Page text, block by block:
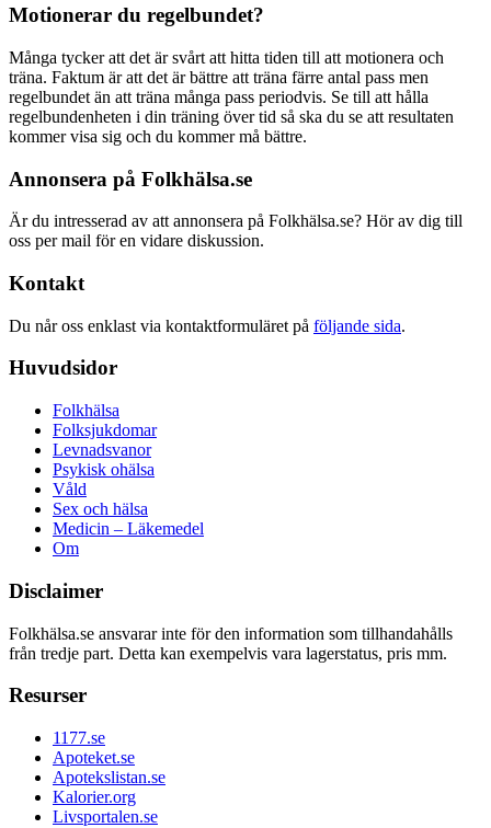
Motionerar du regelbundet?
Många tycker att det är svårt att hitta tiden till att motionera och
träna. Faktum är att det är bättre att träna färre antal pass men
regelbundet än att träna många pass periodvis. Se till att hålla
regelbundenheten i din träning över tid så ska du se att resultaten
kommer visa sig och du kommer må bättre.
Annonsera på Folkhälsa.se
Är du intresserad av att annonsera på Folkhälsa.se? Hör av dig till
oss per mail för en vidare diskussion.
Kontakt
Du når oss enklast via kontaktformuläret på följande sida.
Huvudsidor
Folkhälsa
Folksjukdomar
Levnadsvanor
Psykisk ohälsa
Våld
Sex och hälsa
Medicin – Läkemedel
Om
Disclaimer
Folkhälsa.se ansvarar inte för den information som tillhandahålls
från tredje part. Detta kan exempelvis vara lagerstatus, pris mm.
Resurser
1177.se
Apoteket.se
Apotekslistan.se
Kalorier.org
Livsportalen.se